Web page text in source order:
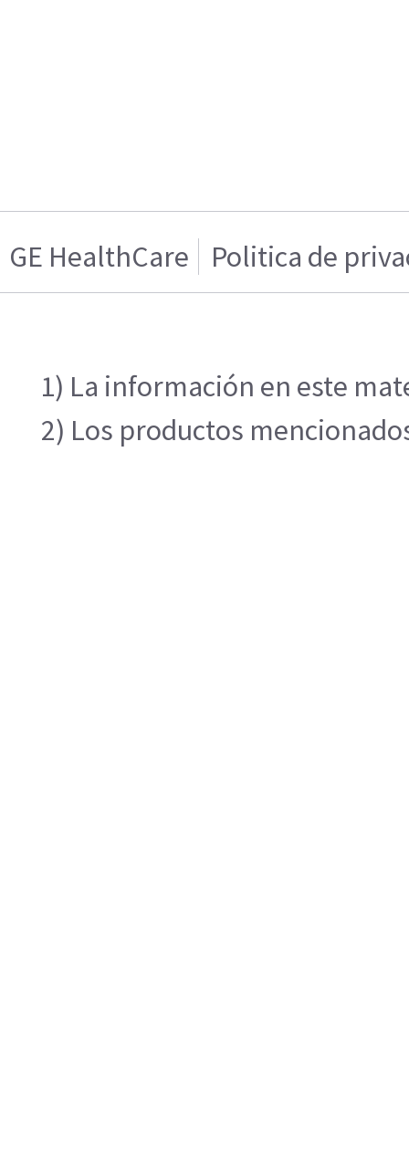
GE HealthCare Politica de
1) La información en este
2) Los productos